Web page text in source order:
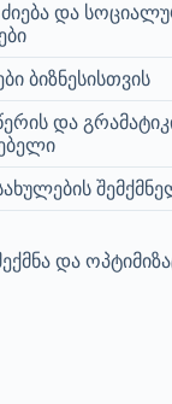
ძიება და
ბიზნესისთვის
და
და